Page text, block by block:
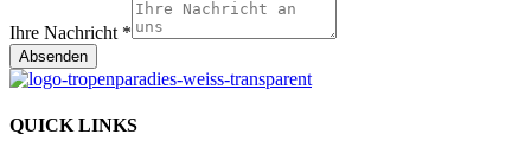
Ihre Nachricht *
Absenden
QUICK LINKS